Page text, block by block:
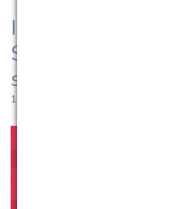
Inscrições para
Salão Universitário
sábado (18)
15.09.2021 | 15:52